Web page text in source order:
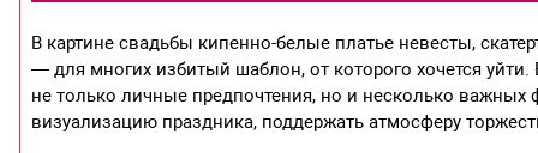
В картине свадьбы кипенно-белые платье невесты,
— для многих избитый шаблон, от которого хочется
не только личные предпочтения, но и несколько
визуализацию праздника, поддержать атмосферу